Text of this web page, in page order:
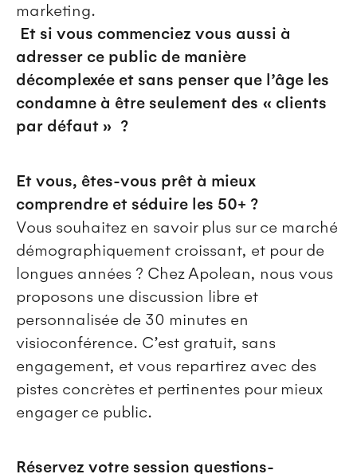
marketing.
Et si vous commenciez vous aussi à
adresser ce public de manière
décomplexée et sans penser que l’âge les
condamne à être seulement des « clients
par défaut » ?
Et vous, êtes-vous prêt à mieux
comprendre et séduire les 50+ ?
Vous souhaitez en savoir plus sur ce marché
démographiquement croissant, et pour de
longues années ? Chez Apolean, nous vous
proposons une discussion libre et
personnalisée de 30 minutes en
visioconférence. C’est gratuit, sans
engagement, et vous repartirez avec des
pistes concrètes et pertinentes pour mieux
engager ce public.
Réservez votre session questions-